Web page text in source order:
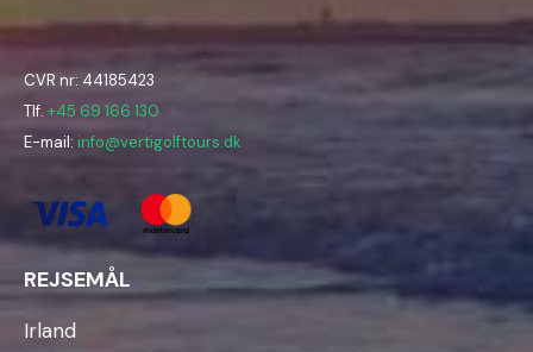
CVR nr: 44185423
Tlf. +45 69 166 130
E-mail: info@vertigolftours.dk
REJSEMÅL
Irland